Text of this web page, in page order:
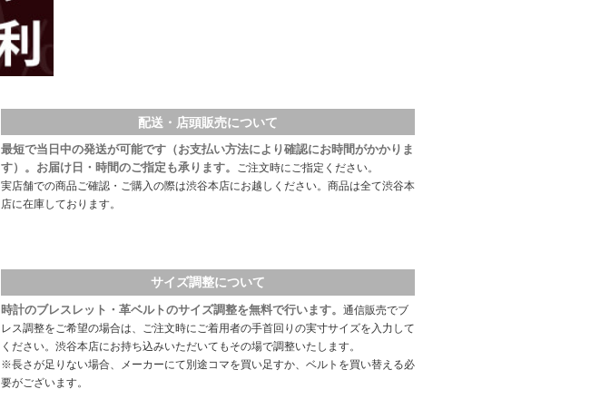
配送・店頭販売について
最短で当日中の発送が可能です（お支払い方法により確認にお時間がかかりま
す）。お届け日・時間のご指定も承ります。
ご注文時にご指定ください。
実店舗での商品ご確認・ご購入の際は渋谷本店にお越しください。商品は全て渋谷本
店に在庫しております。
サイズ調整について
時計のブレスレット・革ベルトのサイズ調整を無料で行います。 通信販売でブ
レス調整をご希望の場合は、ご注文時にご着用者の手首回りの実寸サイズを入力して
ください。渋谷本店にお持ち込みいただいてもその場で調整いたします。
※長さが足りない場合、メーカーにて別途コマを買い足すか、ベルトを買い替える必
要がございます。